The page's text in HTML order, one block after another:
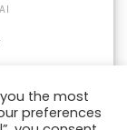
the most
preferences